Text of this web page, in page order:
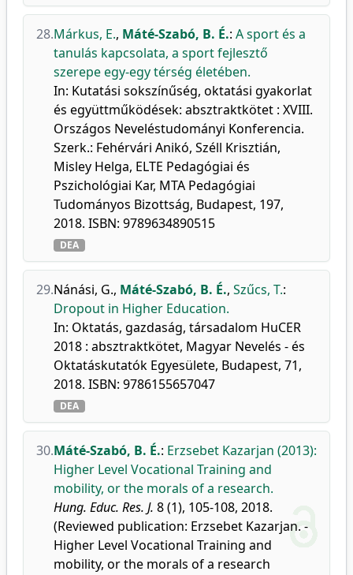
28.Márkus, E., Máté-Szabó, B. É.: A sport és a
tanulás kapcsolata, a sport fejlesztő
szerepe egy-egy térség életében.
In: Kutatási sokszínűség, oktatási gyakorlat
és együttműködések: absztraktkötet : XVIII.
Országos Neveléstudományi Konferencia.
Szerk.: Fehérvári Anikó, Széll Krisztián,
Misley Helga, ELTE Pedagógiai és
Pszichológiai Kar, MTA Pedagógiai
Tudományos Bizottság, Budapest, 197,
2018. ISBN: 9789634890515
DEA
29.Nánási, G., Máté-Szabó, B. É., Szűcs, T.:
Dropout in Higher Education.
In: Oktatás, gazdaság, társadalom HuCER
2018 : absztraktkötet, Magyar Nevelés - és
Oktatáskutatók Egyesülete, Budapest, 71,
2018. ISBN: 9786155657047
DEA
30.Máté-Szabó, B. É.: Erzsebet Kazarjan (2013):
Higher Level Vocational Training and
mobility, or the morals of a research.
Hung. Educ. Res. J. 8 (1), 105-108, 2018.
(Reviewed publication: Erzsebet Kazarjan. -
Higher Level Vocational Training and
mobility, or the morals of a research